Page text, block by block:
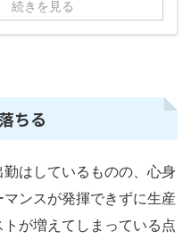
続きを見る
ちる
はしているものの、心身
ンスが発揮できずに生産
が増えてしまっている点